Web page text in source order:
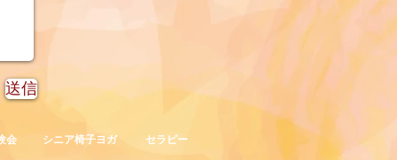
送信
会 シニア椅子ヨガ セラピー